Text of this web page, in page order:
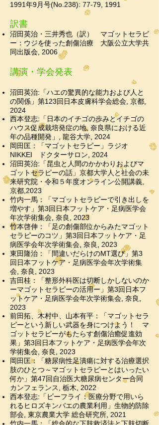
1991年9月号(No.238): 77-79, 1991
訳書
沼田英治・三井秀也（訳） マゴットセラピ
ー：ウジを使った創傷治療 大阪公立大学共
同出版会, 2006
講演・学会発表
沼田英治:「ハエの驚異的な能力および人と
の関係 」第123回日本皮膚科学会総会, 京都,
2024
西本登志:「日本のイチゴの歩みとイチゴの
ハウス促成栽培発症の地, 奈良県における近
年の品種開発」, 龍谷大学, 2024
岡田匡：「マゴットセラピー」ラジオ
NIKKEI ドクターサロン, 2024
沼田英治:「昆虫 と人間のかかわりおよびマ
ゴットセラピーの話」京都大学人と社会の未
来研究院・ 令和５年度オンライン公開講義,
京都 ,2023
竹内一馬：「マゴットセラピーで引き出しを
増やす」第3回日本フットケア・足病医学会
年次学術集会, 奈良, 2023
竹本啓伸：「足の創傷部位からみたマゴット
セラピーのコツ」第3回日本フットケア・足
病医学会年次学術集会, 奈良, 2023
東田隆治：「間違いだらけのMT選び」第3
回日本フットケア・足病医学会年次学術集
会, 奈良, 2023
吉田桂：「整形外科医は切断しかしないのか
ーマゴットセラピーの活用ー」第3回日本フ
ットケア・足病医学会年次学術集会, 奈良,
2023
​前田拓、木村中、山本有平：「マゴットセラ
ピーという新しい武器を身につけよう！ マ
ゴットセラピーがもたらす創傷治癒促進効
果」第3回日本フットケア・足病医学会年次
学術集会, 奈良, 2023
岡田匡：「糖尿病性足潰瘍に対する治療選択
肢のひとつ～マゴットセラピーとはいったい
何か」 第47回自治医大糖尿病センター合同
カンフェランス, 栃木, 2022
西本登志:「ビーフライ：医療分野で用いら
れるヒロズキンバエの農業利用」生物的防除
部会, 東京農業大学 総合研究所, 2021